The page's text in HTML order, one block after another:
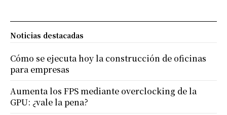
Noticias destacadas
Cómo se ejecuta hoy la construcción de oficinas
para empresas
Aumenta los FPS mediante overclocking de la
GPU: ¿vale la pena?